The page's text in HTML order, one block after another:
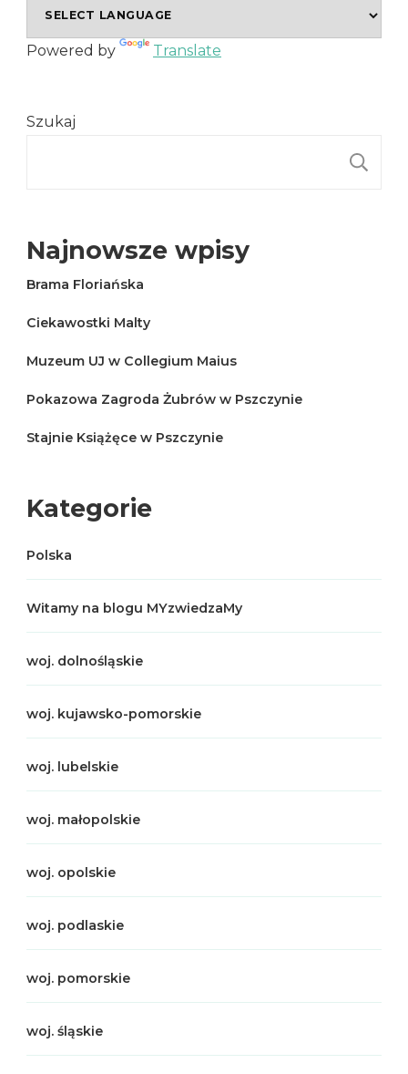
Powered by Translate
Szukaj
Najnowsze wpisy
Brama Floriańska
Ciekawostki Malty
Muzeum UJ w Collegium Maius
Pokazowa Zagroda Żubrów w Pszczynie
Stajnie Książęce w Pszczynie
Kategorie
Polska
Witamy na blogu MYzwiedzaMy
woj. dolnośląskie
woj. kujawsko-pomorskie
woj. lubelskie
woj. małopolskie
woj. opolskie
woj. podlaskie
woj. pomorskie
woj. śląskie